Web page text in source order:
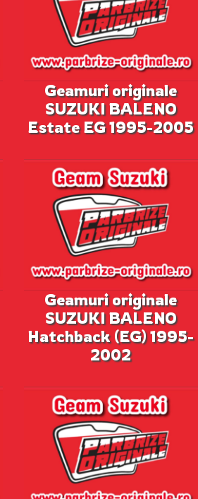
Geamuri originale
SUZUKI BALENO
Estate EG 1995-2005
Geamuri originale
SUZUKI BALENO
Hatchback (EG) 1995-
2002